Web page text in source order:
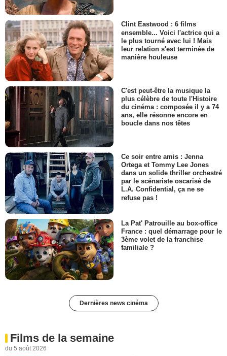
Clint Eastwood : 6 films
ensemble... Voici l'actrice qui a
le plus tourné avec lui ! Mais
leur relation s'est terminée de
manière houleuse
C'est peut-être la musique la
plus célèbre de toute l'Histoire
du cinéma : composée il y a 74
ans, elle résonne encore en
boucle dans nos têtes
Ce soir entre amis : Jenna
Ortega et Tommy Lee Jones
dans un solide thriller orchestré
par le scénariste oscarisé de
L.A. Confidential, ça ne se
refuse pas !
La Pat' Patrouille au box-office
France : quel démarrage pour le
3ème volet de la franchise
familiale ?
Dernières news cinéma
Films de la semaine
du 5 août 2026